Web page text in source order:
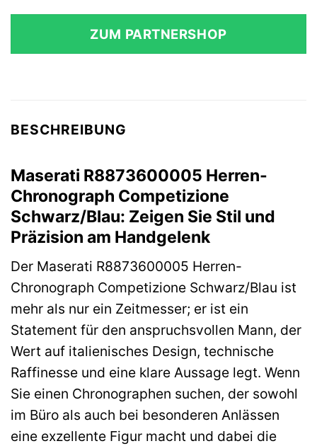
ZUM PARTNERSHOP
BESCHREIBUNG
Maserati R8873600005 Herren-
Chronograph Competizione
Schwarz/Blau: Zeigen Sie Stil und
Präzision am Handgelenk
Der Maserati R8873600005 Herren-
Chronograph Competizione Schwarz/Blau ist
mehr als nur ein Zeitmesser; er ist ein
Statement für den anspruchsvollen Mann, der
Wert auf italienisches Design, technische
Raffinesse und eine klare Aussage legt. Wenn
Sie einen Chronographen suchen, der sowohl
im Büro als auch bei besonderen Anlässen
eine exzellente Figur macht und dabei die